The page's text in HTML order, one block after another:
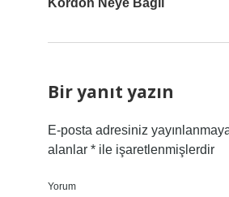
Kordon Neye Bağlı
Bir yanıt yazın
E-posta adresiniz
alanlar *ile işaretlenmişlerdir
Yorum